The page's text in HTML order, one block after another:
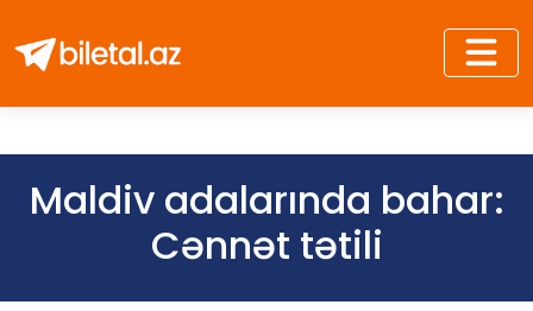
Maldiv adalarında bahar:
Cənnət tətili